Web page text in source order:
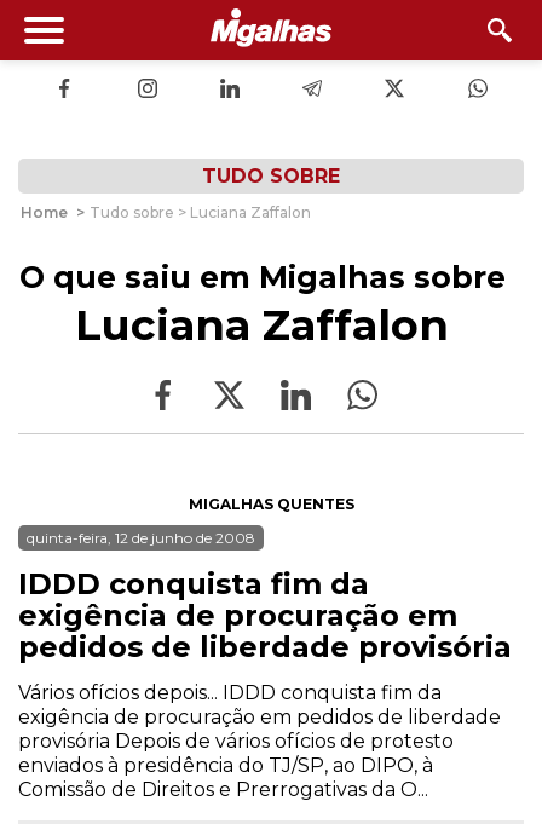
TUDO SOBRE
Home > Tudo sobre > Luciana Zaffalon
O que saiu em Migalhas sobre
Luciana Zaffalon
MIGALHAS QUENTES
quinta-feira, 12 de junho de 2008
IDDD conquista fim da
exigência de procuração em
pedidos de liberdade provisória
Vários ofícios depois... IDDD conquista fim da
exigência de procuração em pedidos de liberdade
provisória Depois de vários ofícios de protesto
enviados à presidência do TJ/SP, ao DIPO, à
Comissão de Direitos e Prerrogativas da O...